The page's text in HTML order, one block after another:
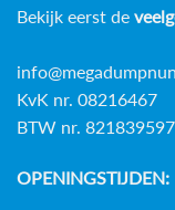
Bekijk eerst de
KvK nr. 08216467
BTW nr.
OPENINGSTIJDEN: